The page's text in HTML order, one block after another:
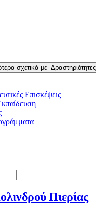
σχετικά με: Δραστηριότητες
Επισκέψεις
Πιερίας